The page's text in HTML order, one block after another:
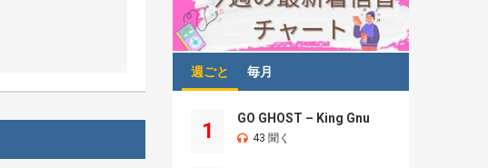
週ごと 毎月
1
GO GHOST – King Gnu
43 聞く